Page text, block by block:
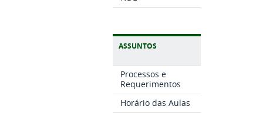
ASSUNTOS
Processos e
Requerimentos
Horário das Aulas